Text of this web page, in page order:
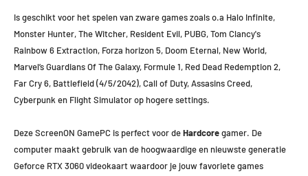
Is geschikt voor het spelen van zware games zoals o.a Halo Infinite,
Monster Hunter, The Witcher, Resident Evil, PUBG, Tom Clancy's
Rainbow 6 Extraction, Forza horizon 5, Doom Eternal, New World,
Marvel’s Guardians Of The Galaxy, Formule 1, Red Dead Redemption 2,
Far Cry 6, Battlefield (4/5/2042), Call of Duty, Assasins Creed,
Cyberpunk en Flight Simulator op hogere settings.
Deze ScreenON GamePC is perfect voor deHardcoregamer. De
computer maakt gebruik van de hoogwaardige en nieuwste generatie
Geforce RTX 3060 videokaart waardoor je jouw favoriete games